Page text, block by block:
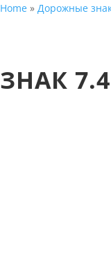
Home » Дорожные
ЗНАК